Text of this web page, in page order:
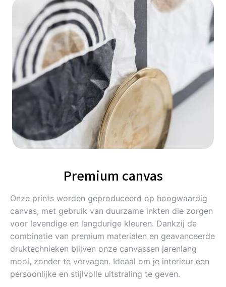
Premium canvas
Onze prints worden geproduceerd op hoogwaardig
canvas, met gebruik van duurzame inkten die zorgen
voor levendige en langdurige kleuren. Dankzij de
combinatie van premium materialen en geavanceerde
druktechnieken blijven onze canvassen jarenlang
mooi, zonder te vervagen. Ideaal om je interieur een
persoonlijke en stijlvolle uitstraling te geven.